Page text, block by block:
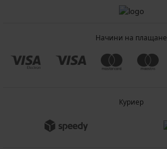
Начини на плащане
Куриер